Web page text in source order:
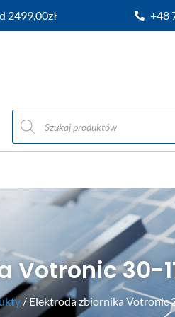
2499,00zł +48
Votronic 30-
/ Elektroda zbiornika Votronic